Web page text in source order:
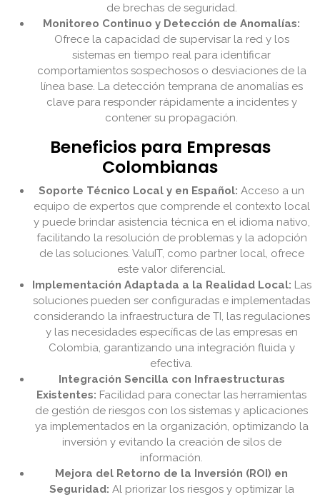
de brechas de seguridad.
Monitoreo Continuo y Detección de Anomalías:
Ofrece la capacidad de supervisar la red y los
sistemas en tiempo real para identificar
comportamientos sospechosos o desviaciones de la
línea base. La detección temprana de anomalías es
clave para responder rápidamente a incidentes y
contener su propagación.
Beneficios para Empresas
Colombianas
Soporte Técnico Local y en Español: Acceso a un
equipo de expertos que comprende el contexto local
y puede brindar asistencia técnica en el idioma nativo,
facilitando la resolución de problemas y la adopción
de las soluciones. ValuIT, como partner local, ofrece
este valor diferencial.
Implementación Adaptada a la Realidad Local: Las
soluciones pueden ser configuradas e implementadas
considerando la infraestructura de TI, las regulaciones
y las necesidades específicas de las empresas en
Colombia, garantizando una integración fluida y
efectiva.
Integración Sencilla con Infraestructuras
Existentes: Facilidad para conectar las herramientas
de gestión de riesgos con los sistemas y aplicaciones
ya implementados en la organización, optimizando la
inversión y evitando la creación de silos de
información.
Mejora del Retorno de la Inversión (ROI) en
Seguridad: Al priorizar los riesgos y optimizar la